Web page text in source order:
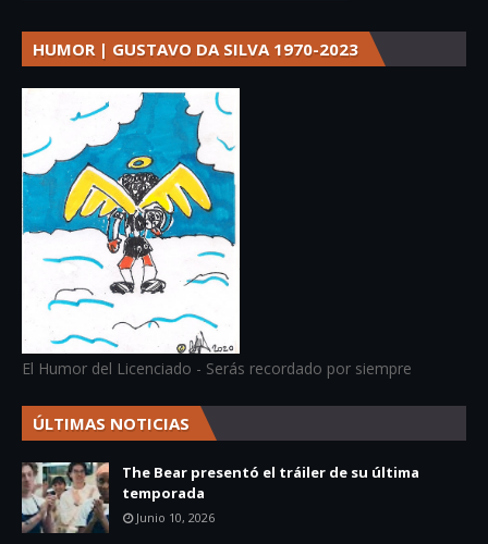
HUMOR | GUSTAVO DA SILVA 1970-2023
El Humor del Licenciado - Serás recordado por siempre
ÚLTIMAS NOTICIAS
The Bear presentó el tráiler de su última
temporada
Junio 10, 2026